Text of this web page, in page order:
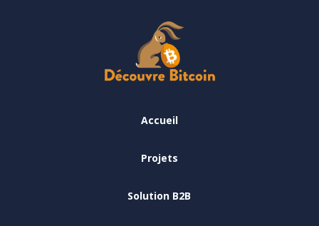
Accueil
Projets
Solution B2B